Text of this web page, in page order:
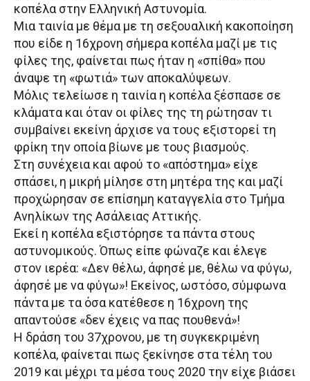
κοπέλα στην Ελληνική Αστυνομία.
Μια ταινία με θέμα με τη σεξουαλική κακοποίηση
που είδε η 16χρονη σήμερα κοπέλα μαζί με τις
φίλες της, φαίνεται πως ήταν η «σπίθα» που
άναψε τη «φωτιά» των αποκαλύψεων.
Μόλις τελείωσε η ταινία η κοπέλα ξέσπασε σε
κλάματα και όταν οι φίλες της τη ρώτησαν τι
συμβαίνει εκείνη άρχισε να τους εξιστορεί τη
φρίκη την οποία βίωνε με τους βιασμούς.
Στη συνέχεια και αφού το «απόστημα» είχε
σπάσει, η μικρή μίλησε στη μητέρα της και μαζί
προχώρησαν σε επίσημη καταγγελία στο Τμήμα
Ανηλίκων της Ασάλειας Αττικής.
Εκεί η κοπέλα εξιστόρησε τα πάντα στους
αστυνομικούς. Όπως είπε φώναζε και έλεγε
στον ιερέα: «Δεν θέλω, άφησέ με, θέλω να φύγω,
άφησέ με να φύγω»! Εκείνος, ωστόσο, σύμφωνα
πάντα με τα όσα κατέθεσε η 16χρονη της
απαντούσε «δεν έχεις να πας πουθενά»!
Η δράση του 37χρονου, με τη συγκεκριμένη
κοπέλα, φαίνεται πως ξεκίνησε στα τέλη του
2019 και μέχρι τα μέσα τους 2020 την είχε βιάσει